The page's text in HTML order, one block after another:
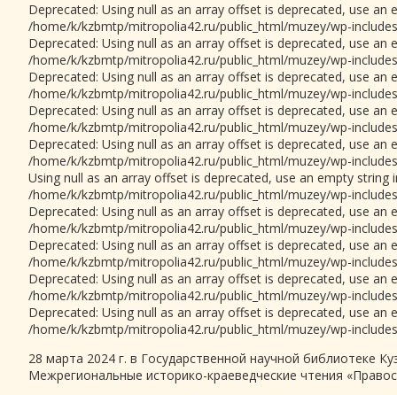
Deprecated: Using null as an array offset is deprecated, use an
/home/k/kzbmtp/mitropolia42.ru/public_html/muzey/wp-
Deprecated: Using null as an array offset is deprecated, use an
/home/k/kzbmtp/mitropolia42.ru/public_html/muzey/wp-
Deprecated: Using null as an array offset is deprecated, use an
/home/k/kzbmtp/mitropolia42.ru/public_html/muzey/wp-
Deprecated: Using null as an array offset is deprecated, use an
/home/k/kzbmtp/mitropolia42.ru/public_html/muzey/wp-
Deprecated: Using null as an array offset is deprecated, use an
/home/k/kzbmtp/mitropolia42.ru/public_html/muzey/wp-
Using null as an array offset is deprecated, use an empty string
/home/k/kzbmtp/mitropolia42.ru/public_html/muzey/wp-
Deprecated: Using null as an array offset is deprecated, use an
/home/k/kzbmtp/mitropolia42.ru/public_html/muzey/wp-
Deprecated: Using null as an array offset is deprecated, use an
/home/k/kzbmtp/mitropolia42.ru/public_html/muzey/wp-
Deprecated: Using null as an array offset is deprecated, use an
/home/k/kzbmtp/mitropolia42.ru/public_html/muzey/wp-
Deprecated: Using null as an array offset is deprecated, use an
/home/k/kzbmtp/mitropolia42.ru/public_html/muzey/wp-
28 марта 2024 г. в Государственной научной библиотеке
Межрегиональные историко-краеведческие чтения